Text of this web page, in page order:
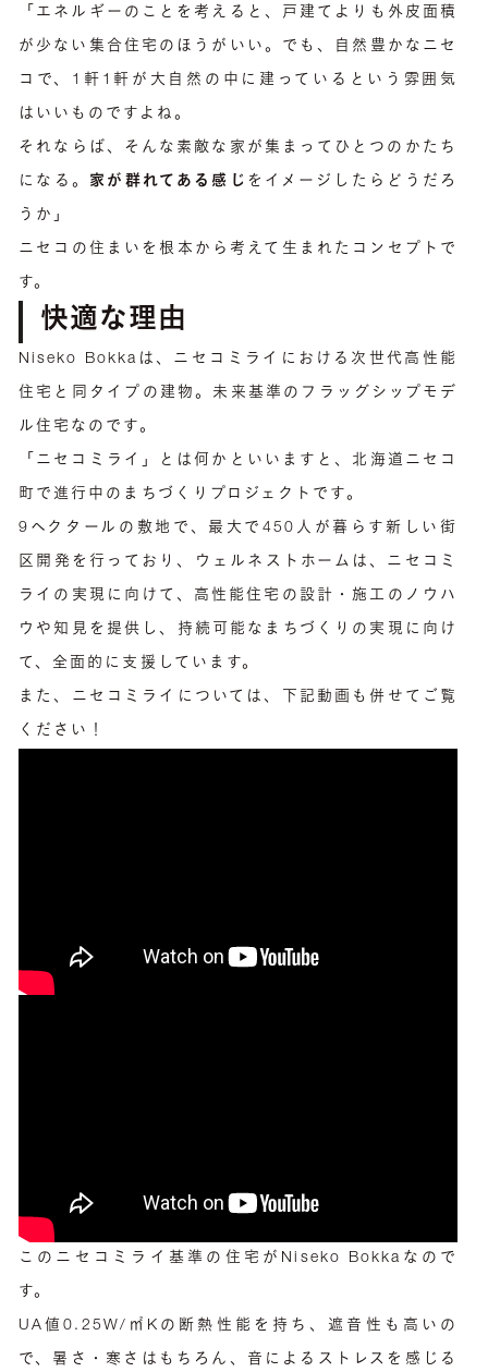
「エネルギーのことを考えると、戸建てよりも外皮面積
が少ない集合住宅のほうがいい。でも、自然豊かなニセ
コで、1軒1軒が大自然の中に建っているという雰囲気
はいいものですよね。
それならば、そんな素敵な家が集まってひとつのかたち
になる。 家が群れてある感じ をイメージしたらどうだろ
うか」
ニセコの住まいを根本から考えて生まれたコンセプトで
す。
快適な理由
Niseko Bokkaは、ニセコミライにおける次世代高性能
住宅と同タイプの建物。未来基準のフラッグシップモデ
ル住宅なのです。
「ニセコミライ」とは何かといいますと、北海道ニセコ
町で進行中のまちづくりプロジェクトです。
9ヘクタールの敷地で、最大で450人が暮らす新しい街
区開発を行っており、ウェルネストホームは、ニセコミ
ライの実現に向けて、高性能住宅の設計・施工のノウハ
ウや知見を提供し、持続可能なまちづくりの実現に向け
て、全面的に支援しています。
また、ニセコミライについては、下記動画も併せてご覧
ください！
このニセコミライ基準の住宅がNiseko Bokkaなので
す。
UA値0.25W/㎡Kの断熱性能を持ち、遮音性も高いの
で、暑さ・寒さはもちろん、音によるストレスを感じる